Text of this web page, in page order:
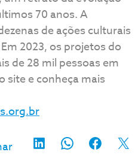
70 anos. A
de ações culturais
2023, os projetos do
de 28 mil pessoas em
site e conheça mais